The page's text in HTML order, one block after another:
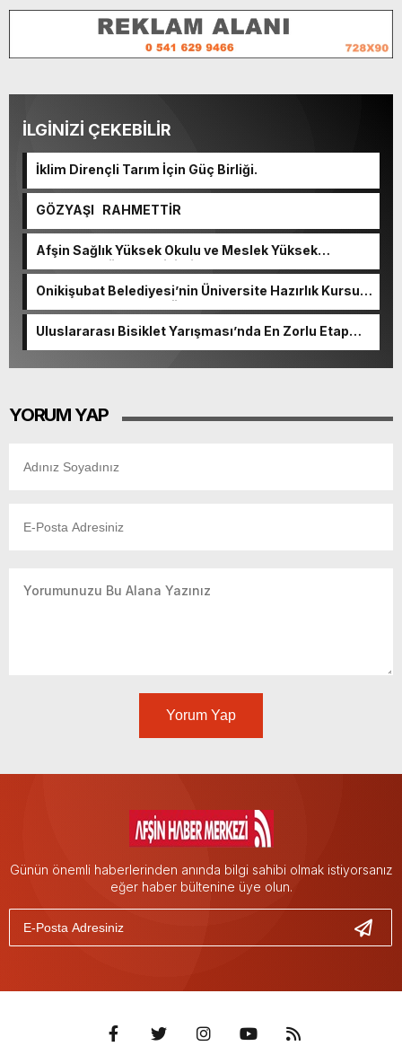
İLGİNİZİ ÇEKEBİLİR
İklim Dirençli Tarım İçin Güç Birliği.
GÖZYAŞI RAHMETTİR
Afşin Sağlık Yüksek Okulu ve Meslek Yüksek
Okulunda görev değişimi!
Onikişubat Belediyesi’nin Üniversite Hazırlık Kursu
başvurularında son gün 7 Ağustos.
Uluslararası Bisiklet Yarışması’nda En Zorlu Etap
YORUM YAP
Yorum Yap
Günün önemli haberlerinden anında bilgi sahibi olmak istiyorsanız
eğer haber bültenine üye olun.